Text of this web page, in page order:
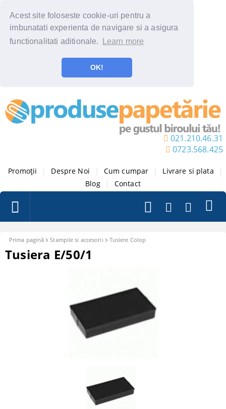
Acest site foloseste cookie-uri pentru a
imbunatati experienta de navigare si a asigura
functionalitati aditionale.
Learn more
OK!
021.210.46.31
0723.568.425
Promoții Despre Noi Cum cumpar Livrare si plata
Blog
Contact
Prima pagină Stampile si accesorii Tusiere Colop
Tusiera E/50/1